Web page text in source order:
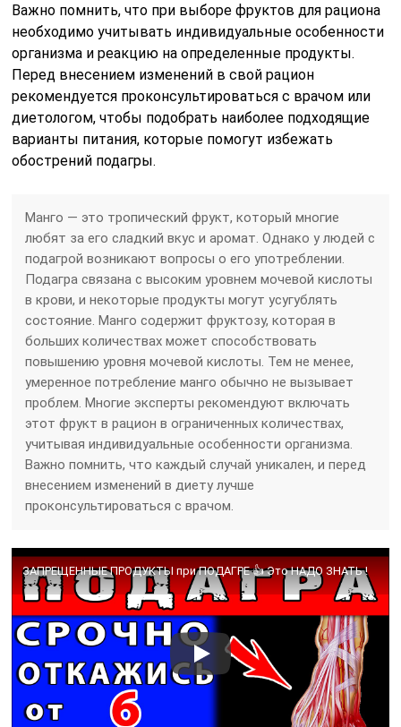
Важно помнить, что при выборе фруктов для рациона
необходимо учитывать индивидуальные особенности
организма и реакцию на определенные продукты.
Перед внесением изменений в свой рацион
рекомендуется проконсультироваться с врачом или
диетологом, чтобы подобрать наиболее подходящие
варианты питания, которые помогут избежать
обострений подагры.
Манго — это тропический фрукт, который многие
любят за его сладкий вкус и аромат. Однако у людей с
подагрой возникают вопросы о его употреблении.
Подагра связана с высоким уровнем мочевой кислоты
в крови, и некоторые продукты могут усугублять
состояние. Манго содержит фруктозу, которая в
больших количествах может способствовать
повышению уровня мочевой кислоты. Тем не менее,
умеренное потребление манго обычно не вызывает
проблем. Многие эксперты рекомендуют включать
этот фрукт в рацион в ограниченных количествах,
учитывая индивидуальные особенности организма.
Важно помнить, что каждый случай уникален, и перед
внесением изменений в диету лучше
проконсультироваться с врачом.
ЗАПРЕЩЕННЫЕ ПРОДУКТЫ при ПОДАГРЕ 👍 Это НАДО ЗНАТЬ !